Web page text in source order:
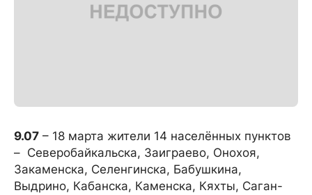
9.07 – 18 марта жители 14 населённых пунктов
– Северобайкальска, Заиграево, Онохоя,
Закаменска, Селенгинска, Бабушкина,
Выдрино, Кабанска, Каменска, Кяхты, Саган-